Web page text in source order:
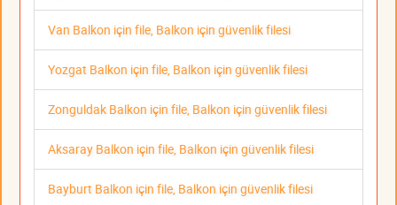
Van Balkon için file, Balkon için güvenlik filesi
Yozgat Balkon için file, Balkon için güvenlik filesi
Zonguldak Balkon için file, Balkon için güvenlik filesi
Aksaray Balkon için file, Balkon için güvenlik filesi
Bayburt Balkon için file, Balkon için güvenlik filesi